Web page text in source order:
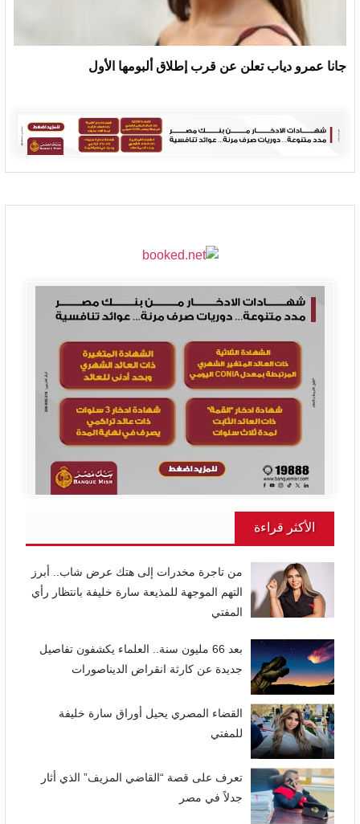
جانا عمرو دياب تعلن عن قرب إطلاق ألبومها الأول
الأكثر قراءة
من تاجرة مخدرات إلى هتك عرض شاب.. أبرز
التهم الموجهة للمذيعة سارة خليفة بانتظار رأي
المفتي
بعد 66 مليون سنة.. العلماء يكشفون تفاصيل
جديدة عن كارثة انقراض الديناصورات
القضاء المصري يحيل أوراق سارة خليفة
للمفتي
تعرف على قصة “القاضي المزيف” الذي أثار
جدلاً في مصر